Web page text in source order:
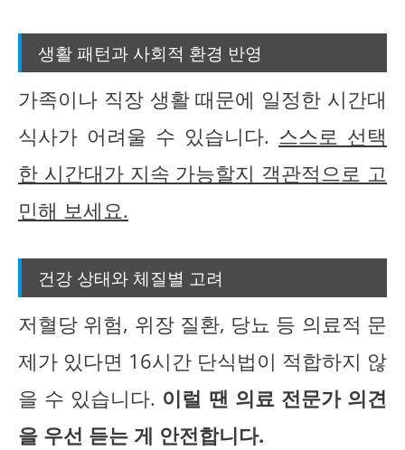
생활 패턴과 사회적 환경 반영
가족이나 직장 생활 때문에 일정한 시간대
식사가 어려울 수 있습니다. 스스로 선택
한 시간대가 지속 가능할지 객관적으로 고
민해 보세요.
건강 상태와 체질별 고려
저혈당 위험, 위장 질환, 당뇨 등 의료적 문
제가 있다면 16시간 단식법이 적합하지 않
을 수 있습니다. 이럴 땐 의료 전문가 의견
을 우선 듣는 게 안전합니다.